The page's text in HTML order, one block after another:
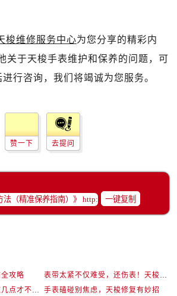
梭维修服务中心为您分享的精彩内
关于天梭手表维护和保养的问题，可
行咨询，我们将竭诚为您服务。
赞一下 去提问
一键复制
攻略
表带太紧不仅难受，还伤表！天梭佩戴优化技巧
天梭表盘也能擦？小心这几点才不伤机芯
手表磕碰别焦虑，天梭修复有妙招